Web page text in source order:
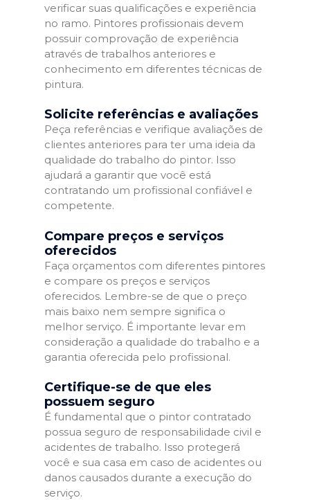
verificar suas qualificações e experiência
no ramo. Pintores profissionais devem
possuir comprovação de experiência
através de trabalhos anteriores e
conhecimento em diferentes técnicas de
pintura.
Solicite referências e avaliações
Peça referências e verifique avaliações de
clientes anteriores para ter uma ideia da
qualidade do trabalho do pintor. Isso
ajudará a garantir que você está
contratando um profissional confiável e
competente.
Compare preços e serviços
oferecidos
Faça orçamentos com diferentes pintores
e compare os preços e serviços
oferecidos. Lembre-se de que o preço
mais baixo nem sempre significa o
melhor serviço. É importante levar em
consideração a qualidade do trabalho e a
garantia oferecida pelo profissional.
Certifique-se de que eles
possuem seguro
É fundamental que o pintor contratado
possua seguro de responsabilidade civil e
acidentes de trabalho. Isso protegerá
você e sua casa em caso de acidentes ou
danos causados durante a execução do
serviço.